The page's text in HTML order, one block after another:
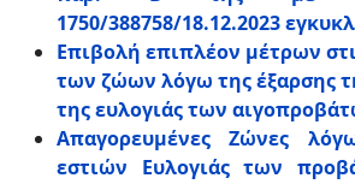
1750/388758/18.12.2023
Επιβολή επιπλέον μέτρων
των ζώων λόγω της έξαρσης
της ευλογιάς των
Απαγορευμένες Ζώνες
εστιών Ευλογιάς των